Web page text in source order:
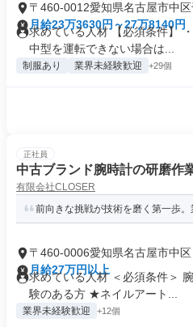
〒460-0012愛知県名古屋市中区
月給23万3630円～27万8140円
求めている人材 【必須条件】
中型を運転できない場合は...
制服あり 業界未経験歓迎 +29個
正社員
中古ブランド腕時計の研磨作
有限会社CLOSER
前向きな挑戦が技術を磨く第一歩
〒460-0006愛知県名古屋市中区
月給27万円以上
求めている人材 ＜必須条件＞
験のある方 ★ネイルアート...
業界未経験歓迎 +12個